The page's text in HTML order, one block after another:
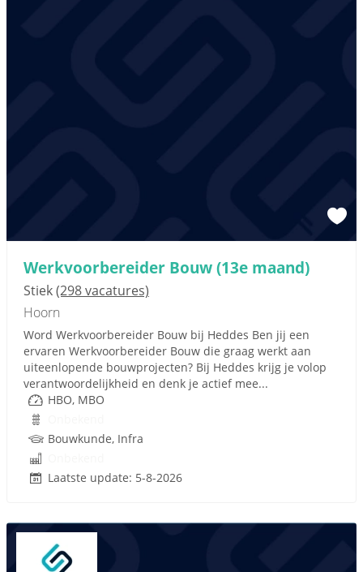
Werkvoorbereider Bouw (13e maand)
Stiek(298 vacatures)
Hoorn
Word Werkvoorbereider Bouw bij Heddes Ben jij een
ervaren Werkvoorbereider Bouw die graag werkt aan
uiteenlopende bouwprojecten? Bij Heddes krijg je volop
verantwoordelijkheid en denk je actief mee...
HBO, MBO
Bouwkunde, Infra
Laatste update: 5-8-2026